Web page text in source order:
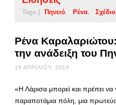
Tags | Πηνειό Ρένα Σχέδιο
Ρένα
την ανάδειξη του
19 ΑΠΡΙΛΊΟΥ, 2019
«Η Λάρισα μπορεί και πρέπει να
παραποτάμια πόλη, μια